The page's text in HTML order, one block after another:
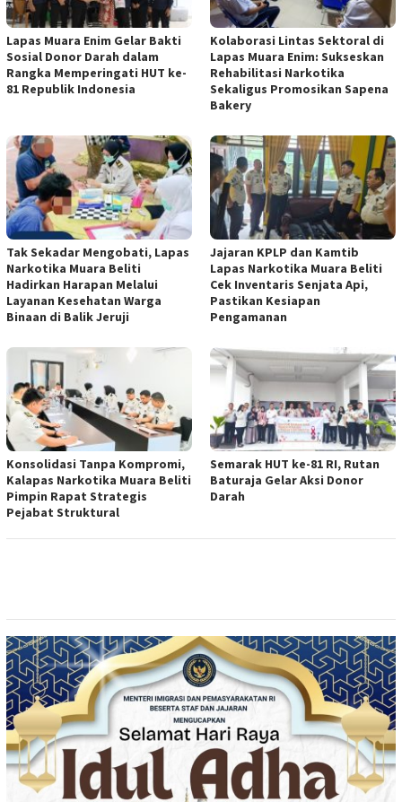
Lapas Muara Enim Gelar Bakti
Sosial Donor Darah dalam
Rangka Memperingati HUT ke-
81 Republik Indonesia
Kolaborasi Lintas Sektoral di
Lapas Muara Enim: Sukseskan
Rehabilitasi Narkotika
Sekaligus Promosikan Sapena
Bakery
Tak Sekadar Mengobati, Lapas
Narkotika Muara Beliti
Hadirkan Harapan Melalui
Layanan Kesehatan Warga
Binaan di Balik Jeruji
Jajaran KPLP dan Kamtib
Lapas Narkotika Muara Beliti
Cek Inventaris Senjata Api,
Pastikan Kesiapan
Pengamanan
Konsolidasi Tanpa Kompromi,
Kalapas Narkotika Muara Beliti
Pimpin Rapat Strategis
Pejabat Struktural
Semarak HUT ke-81 RI, Rutan
Baturaja Gelar Aksi Donor
Darah